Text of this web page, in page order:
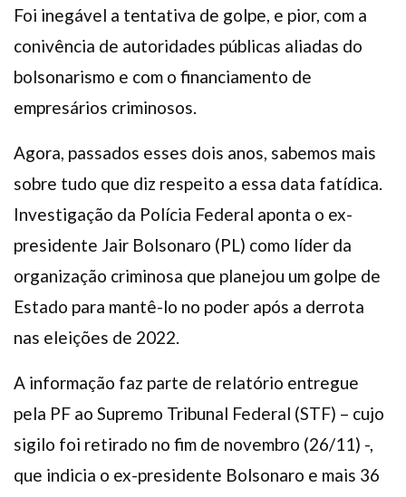
Foi inegável a tentativa de golpe, e pior, com a
conivência de autoridades públicas aliadas do
bolsonarismo e com o financiamento de
empresários criminosos.
Agora, passados esses dois anos, sabemos mais
sobre tudo que diz respeito a essa data fatídica.
Investigação da Polícia Federal aponta o ex-
presidente Jair Bolsonaro (PL) como líder da
organização criminosa que planejou um golpe de
Estado para mantê-lo no poder após a derrota
nas eleições de 2022.
A informação faz parte de relatório entregue
pela PF ao Supremo Tribunal Federal (STF) – cujo
sigilo foi retirado no fim de novembro (26/11) -,
que indicia o ex-presidente Bolsonaro e mais 36